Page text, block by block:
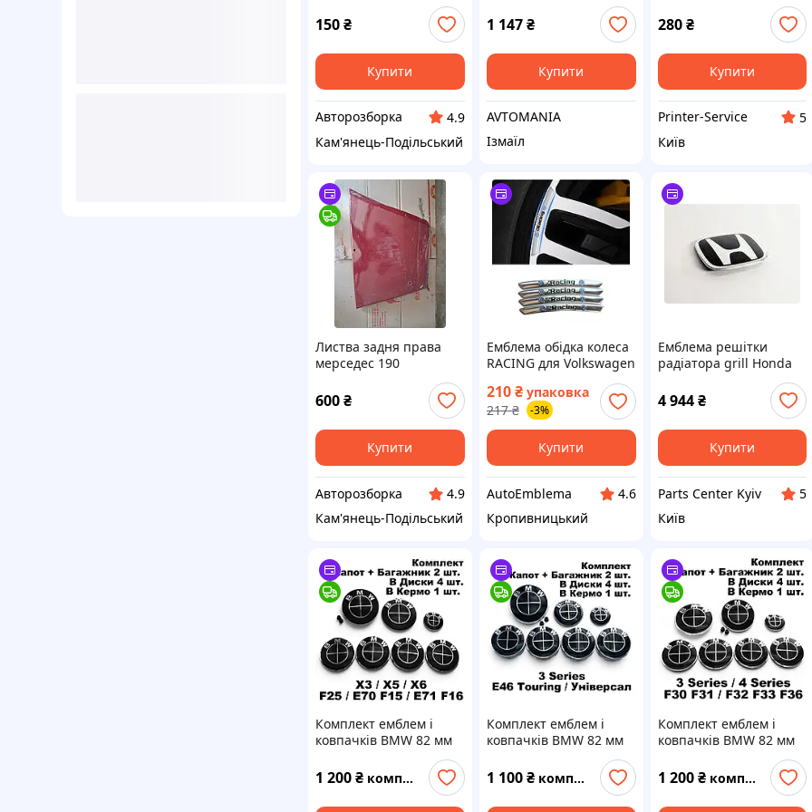
150₴
Купити
Авторозборка
4.9
Кам'янець-Подільський
оригінал 86300C1100
1 147₴
Купити
AVTOMANIA
Ізмаїл
VW
280 ₴
Купити
Printer-Service
5
Київ
Листва задня права
мерседес 190
600₴
Купити
Авторозборка
4.9
Кам'янець-Подільський
Емблема обідка колеса
RACING для Volkswagen
наклейка на диски
(скотч) сірі (вр-во
Завод) CH
210₴ упаковка
217 ₴ -3%
Купити
AutoEmblema
4.6
Кропивницький
Емблема решітки
радіатора grill Honda
4 944 ₴
Купити
Parts Center Kyiv
5
Київ
Комплект емблем і
ковпачків BMW 82 мм
Багажник Кермо Диски
68мм БМВ X3 F25 Х5
E70 / F15, X6 E71 / F16
1 200₴ комплект
Комплект емблем і
ковпачків BMW 82 мм
Багажник Кермо Диски
68мм БМВ зі втулками
3 Series Е46 Touring
1 100₴ комплект
Комплект емблем і
ковпачків BMW 82 мм
Багажник Кермо Диски
68мм БМВ F30 F31 F32
F33 F36 Ф30 Ф31 Ф32
1 200 ₴ комплект